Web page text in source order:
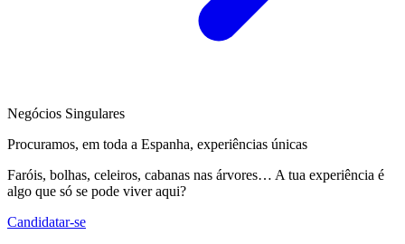
Negócios Singulares
Procuramos, em toda a Espanha, experiências únicas
Faróis, bolhas, celeiros, cabanas nas árvores… A tua experiência é
algo que só se pode viver aqui?
Candidatar-se